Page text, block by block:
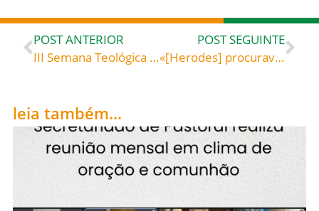
POST ANTERIOR
III Semana Teológica em Blumenau, de 25 a 27 de setembro, no auditório do Colégio Bom Jesus, sob o tema: “A Exortação Apostólica Amoris Laetitia, do Papa Francisco, com assessoria do Pe. Dr. Rafael C. Fornasier, de Niterói, RJ, e Pe. Dr. Vitor G. Feller, de Florianópolis, SC
POST SEGUINTE
«[Herodes] procurava ver Jesus» – Santo Ambrósio (c. 340-397), bispo de Milão, doutor da Igreja
leia também...